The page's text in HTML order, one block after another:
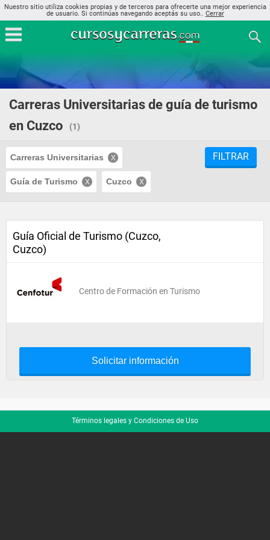
Nuestro sitio utiliza cookies propias y de terceros para ofrecerte una mejor experiencia
de usuario. Si continúas navegando aceptás su uso.. Cerrar
Carreras Universitarias de guía de turismo
en Cuzco
(1)
Carreras Universitarias
Guía de Turismo Cuzco
FILTRAR
Guía Oficial de Turismo (Cuzco,
Cuzco)
Centro de Formación en Turismo
Solicitar información
Términos legales y Condiciones de Uso